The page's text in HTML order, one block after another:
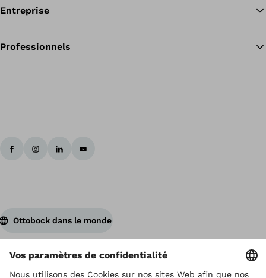
Entreprise
Professionnels
Ottobock dans le monde
Ottobock est titulaire du droit d’auteur